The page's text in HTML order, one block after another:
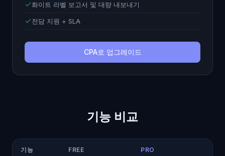
화이트 라벨 보고서 및 대량 내보내기
전담 지원 + SLA
CPA로 업그레이드
기능 비교
기능 FREE PRO